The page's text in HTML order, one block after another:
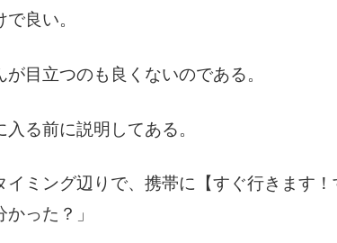
良い。
目立つのも良くないのである。
る前に説明してある。
イミング辺りで、携帯に【すぐ行きます
った？」